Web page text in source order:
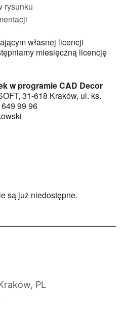
rysunku
własnej licencji
miesięczną licencję
w programie CAD Decor
31-618 Kraków, ul. ks.
99 96
są już niedostępne.
PL